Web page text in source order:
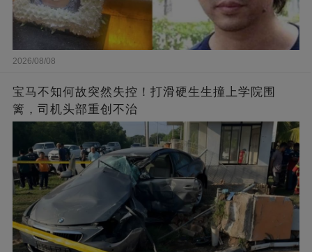
2026/08/08
宝马不知何故突然失控！打滑硬生生撞上学院围
篱，司机头部重创不治